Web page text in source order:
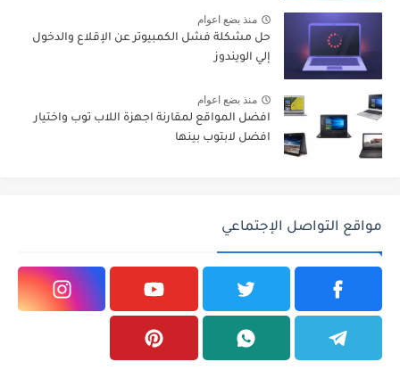
منذ بضع اعوام
حل مشكلة فشل الكمبيوتر عن الإقلاع والدخول
إلي الويندوز
منذ بضع اعوام
افضل المواقع لمقارنة اجهزة اللاب توب واختيار
افضل لابتوب بينها
مواقع التواصل الإجتماعي